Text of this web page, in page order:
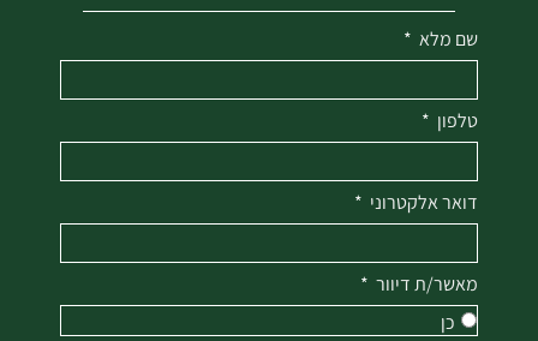
שם מלא
טלפון
דואר אלקטרוני
מאשר/ת דיוור
כן